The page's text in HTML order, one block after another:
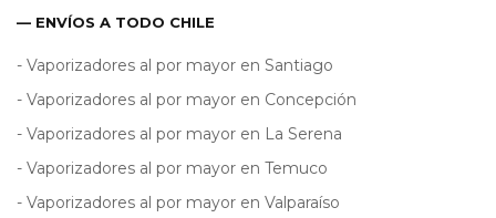
— ENVÍOS A TODO CHILE
- Vaporizadores al por mayor en Santiago
- Vaporizadores al por mayor en Concepción
- Vaporizadores al por mayor en La Serena
- Vaporizadores al por mayor en Temuco
- Vaporizadores al por mayor en Valparaíso